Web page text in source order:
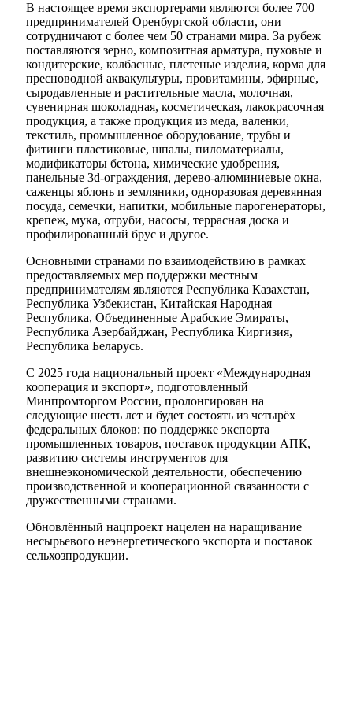
В настоящее время экспортерами являются более 700
предпринимателей Оренбургской области, они
сотрудничают с более чем 50 странами мира. За рубеж
поставляются зерно, композитная арматура, пуховые и
кондитерские, колбасные, плетеные изделия, корма для
пресноводной аквакультуры, провитамины, эфирные,
сыродавленные и растительные масла, молочная,
сувенирная шоколадная, косметическая, лакокрасочная
продукция, а также продукция из меда, валенки,
текстиль, промышленное оборудование, трубы и
фитинги пластиковые, шпалы, пиломатериалы,
модификаторы бетона, химические удобрения,
панельные 3d-ограждения, дерево-алюминиевые окна,
саженцы яблонь и земляники, одноразовая деревянная
посуда, семечки, напитки, мобильные парогенераторы,
крепеж, мука, отруби, насосы, террасная доска и
профилированный брус и другое.
Основными странами по взаимодействию в рамках
предоставляемых мер поддержки местным
предпринимателям являются Республика Казахстан,
Республика Узбекистан, Китайская Народная
Республика, Объединенные Арабские Эмираты,
Республика Азербайджан, Республика Киргизия,
Республика Беларусь.
С 2025 года национальный проект «Международная
кооперация и экспорт», подготовленный
Минпромторгом России, пролонгирован на
следующие шесть лет и будет состоять из четырёх
федеральных блоков: по поддержке экспорта
промышленных товаров, поставок продукции АПК,
развитию системы инструментов для
внешнеэкономической деятельности, обеспечению
производственной и кооперационной связанности с
дружественными странами.
Обновлённый нацпроект нацелен на наращивание
несырьевого неэнергетического экспорта и поставок
сельхозпродукции.